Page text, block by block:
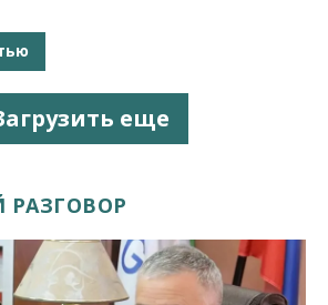
еще
РАЗГОВОР